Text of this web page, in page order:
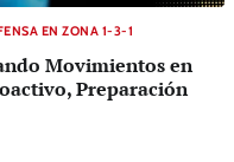
EN ZONA 1-3-1
Movimientos en
Preparación